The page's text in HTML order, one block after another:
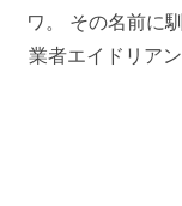
ワ。 その名前に
業者エイドリア